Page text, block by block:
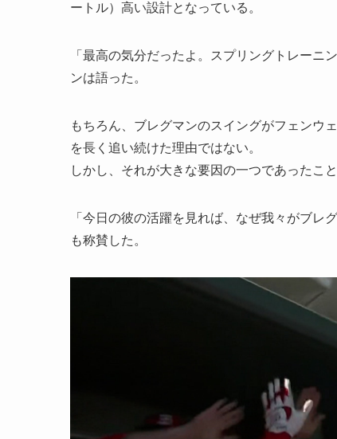
ートル）高い設計となっている。
「最高の気分だったよ。スプリングトレー
ンは語った。
もちろん、ブレグマンのスイングがフェンウ
を長く追い続けた理由ではない。
しかし、それが大きな要因の一つであったこ
「今日の彼の活躍を見れば、なぜ我々がブレ
も称賛した。